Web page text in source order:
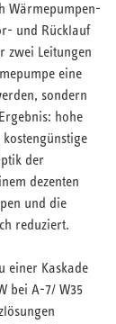
Wärmepumpen-
und Rücklauf
zwei Leitungen
eine
sondern
hohe
der
dezenten
und die
reduziert.
einer Kaskade
bei A-7/ W35